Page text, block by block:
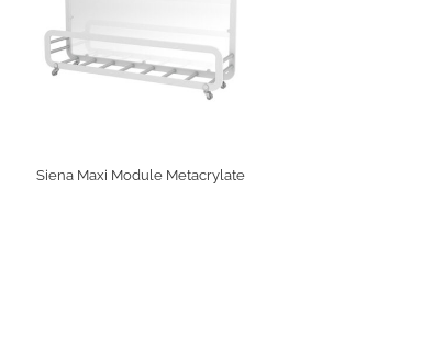
Siena Maxi Module Metacrylate